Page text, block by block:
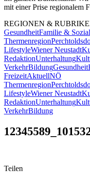
mit einer Prise regionalem
REGIONEN &
GesundheitFamilie &
Thermenregion
LifestyleWiener Neustadt
RedaktionUnterhaltung
VerkehrBildungGesundheit
FreizeitAktuellNÖ
Thermenregion
LifestyleWiener Neustadt
RedaktionUnterhaltung
VerkehrBildung
Teilen